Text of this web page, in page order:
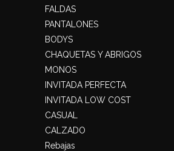
FALDAS
PANTALONES
BODYS
CHAQUETAS Y ABRIGOS
MONOS
INVITADA PERFECTA
INVITADA LOW COST
CASUAL
CALZADO
Rebajas